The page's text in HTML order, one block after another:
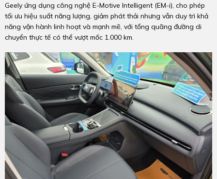
Geely ứng dụng công nghệ E-Motive Intelligent (EM-i), cho phép
tối ưu hiệu suất năng lượng, giảm phát thải nhưng vẫn duy trì khả
năng vận hành linh hoạt và mạnh mẽ, với tổng quãng đường di
chuyển thực tế có thể vượt mốc 1.000 km.